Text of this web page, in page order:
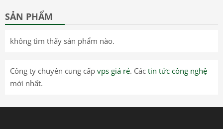
SẢN PHẨM
không tìm thấy sản phẩm nào.
Công ty chuyên cung cấp vps giá rẻ. Các tin tức công nghệ
mới nhất.